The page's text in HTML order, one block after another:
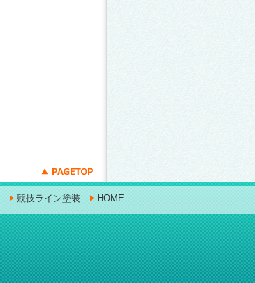
競技ライン塗装 HOME